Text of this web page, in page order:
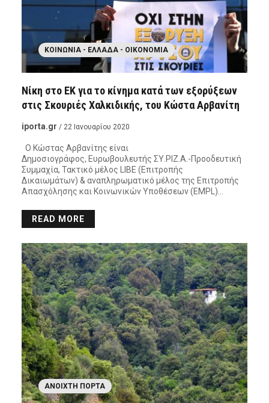
ΚΟΙΝΩΝΊΑ - ΕΛΛΆΔΑ - ΟΙΚΟΝΟΜΊΑ
Νίκη στο ΕΚ για το κίνημα κατά των εξορύξεων
στις Σκουριές Χαλκιδικής, του Κώστα Αρβανίτη
iporta.gr / 22 Ιανουαρίου 2020
Ο Κώστας Αρβανίτης είναι
Δημοσιογράφος, Ευρωβουλευτής ΣΥ.ΡΙΖ.Α.-Προοδευτική
Συμμαχία, Τακτικό μέλος LIBE (Επιτροπής
Δικαιωμάτων) & αναπληρωματικό μέλος της Επιτροπής
Απασχόλησης και Κοινωνικών Υποθέσεων (EMPL)…
READ MORE
ΑΝΟΙΧΤΉ ΠΌΡΤΑ